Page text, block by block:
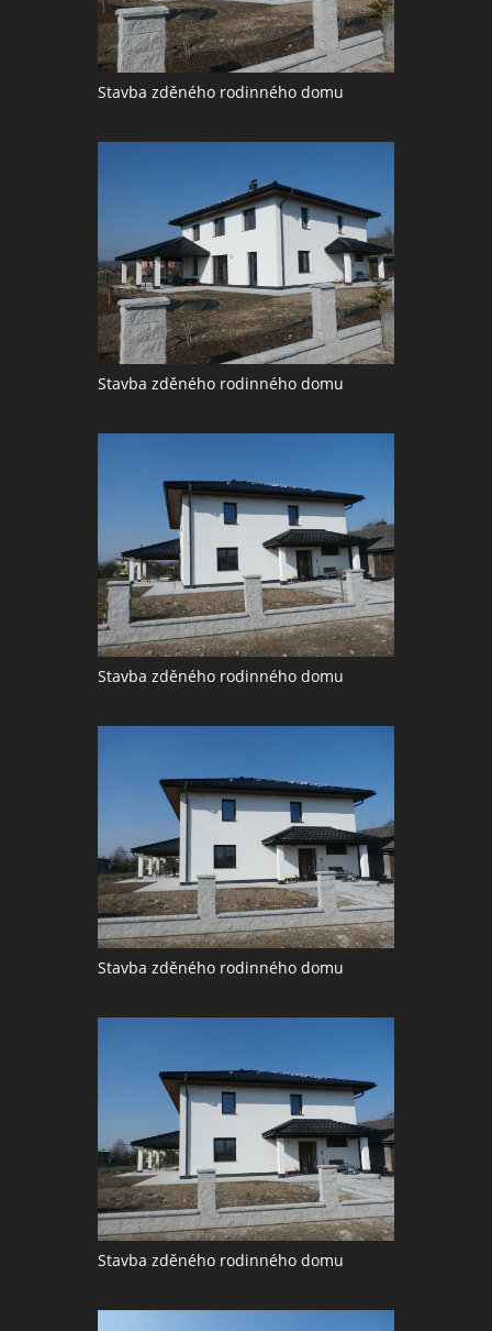
Stavba zděného rodinného domu
Stavba zděného rodinného domu
Stavba zděného rodinného domu
Stavba zděného rodinného domu
Stavba zděného rodinného domu